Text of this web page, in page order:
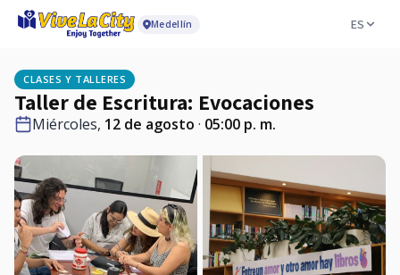
Medellín ES
CLASES Y TALLERES
Taller de Escritura: Evocaciones
Miércoles, 12 de agosto · 05:00 p. m.